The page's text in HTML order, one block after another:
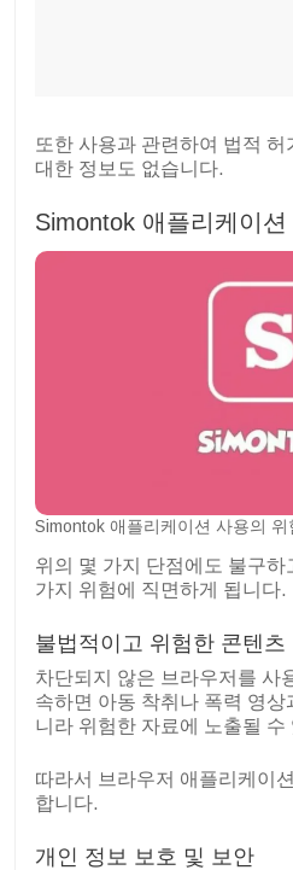
또한 사용과 관련하여 법적 허
대한 정보도 없습니다.
Simontok 애플리케이
Simontok 애플리케이션 사용의
위의 몇 가지 단점에도 불구하
가지 위험에 직면하게 됩니다.
불법적이고 위험한 콘텐츠
차단되지 않은 브라우저를 사
속하면 아동 착취나 폭력 영
니라 위험한 자료에 노출될 수
따라서 브라우저 애플리케이
합니다.
개인 정보 보호 및 보안